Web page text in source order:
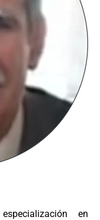
en